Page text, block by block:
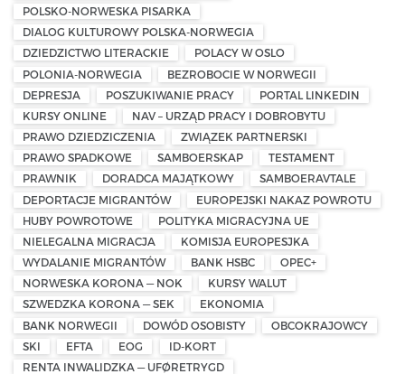
POLSKO-NORWESKA PISARKA
DIALOG KULTUROWY POLSKA-NORWEGIA
DZIEDZICTWO LITERACKIE
POLACY W OSLO
POLONIA-NORWEGIA
BEZROBOCIE W NORWEGII
DEPRESJA
POSZUKIWANIE PRACY
PORTAL LINKEDIN
KURSY ONLINE
NAV – URZĄD PRACY I DOBROBYTU
PRAWO DZIEDZICZENIA
ZWIĄZEK PARTNERSKI
PRAWO SPADKOWE
SAMBOERSKAP
TESTAMENT
PRAWNIK
DORADCA MAJĄTKOWY
SAMBOERAVTALE
DEPORTACJE MIGRANTÓW
EUROPEJSKI NAKAZ POWROTU
HUBY POWROTOWE
POLITYKA MIGRACYJNA UE
NIELEGALNA MIGRACJA
KOMISJA EUROPESJKA
WYDALANIE MIGRANTÓW
BANK HSBC
OPEC+
NORWESKA KORONA — NOK
KURSY WALUT
SZWEDZKA KORONA — SEK
EKONOMIA
BANK NORWEGII
DOWÓD OSOBISTY
OBCOKRAJOWCY
SKI
EFTA EOG
ID-KORT
RENTA INWALIDZKA — UFØRETRYGD